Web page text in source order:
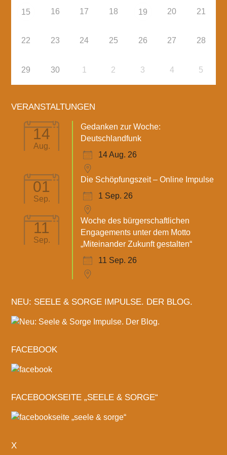
15 16 17 18 19 20 21
22 23 24 25 26 27 28
29 30 1 2 3 4 5
VERANSTALTUNGEN
14
Aug.
Gedanken zur Woche:
Deutschlandfunk
14 Aug. 26
01
Sep.
Die Schöpfungszeit – Online Impulse
1 Sep. 26
11
Sep.
Woche des bürgerschaftlichen
Engagements unter dem Motto
„Miteinander Zukunft gestalten“
11 Sep. 26
NEU: SEELE & SORGE IMPULSE. DER BLOG.
FACEBOOK
FACEBOOKSEITE „SEELE & SORGE“
X